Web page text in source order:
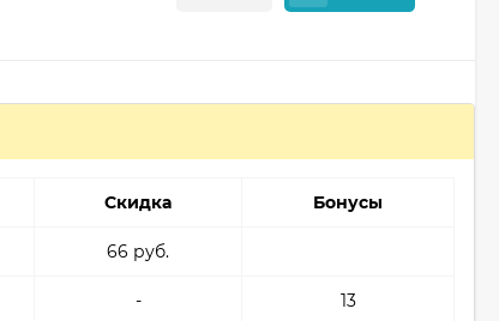
Скидка Бонусы
66 руб.
- 13